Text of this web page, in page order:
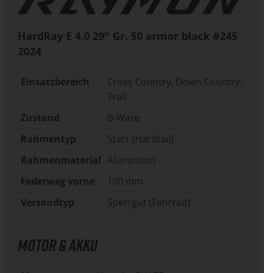
HardRay E 4.0 29" Gr. 50 armor black #245
2024
Einsatzbereich
Cross Country, Down Country,
Trail
Zustand
B-Ware
Rahmentyp
Starr (Hardtail)
Rahmenmaterial Aluminium
Federweg vorne
100 mm
Versandtyp
Sperrgut (Fahrrad)
MOTOR & AKKU